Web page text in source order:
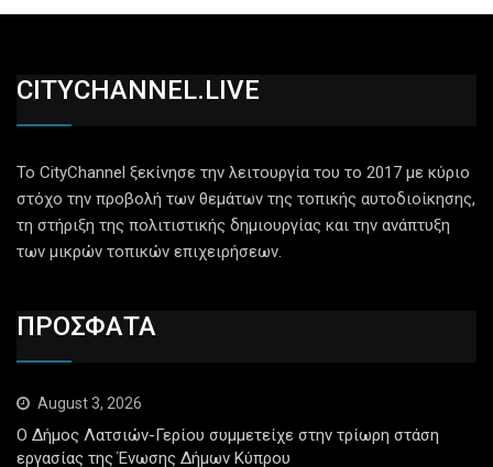
CITYCHANNEL.LIVE
Το CityChannel ξεκίνησε την λειτουργία του το 2017 με κύριο
στόχο την προβολή των θεμάτων της τοπικής αυτοδιοίκησης,
τη στήριξη της πολιτιστικής δημιουργίας και την ανάπτυξη
των μικρών τοπικών επιχειρήσεων.
ΠΡΟΣΦΑΤΑ
August 3, 2026
Ο Δήμος Λατσιών-Γερίου συμμετείχε στην τρίωρη στάση
εργασίας της Ένωσης Δήμων Κύπρου